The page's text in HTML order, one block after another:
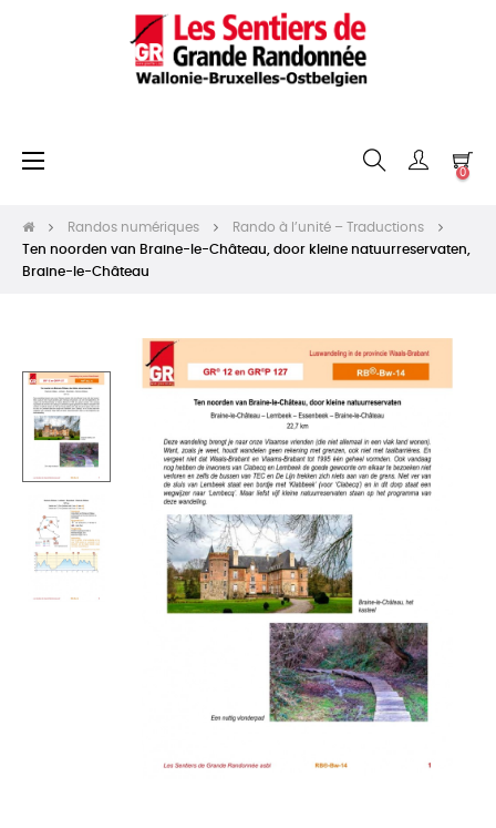
Basculer
☰
0
Randos numériques
Rando à l’unité – Traductions
Ten noorden van Braine-le-Château, door kleine natuurreservaten,
Braine-le-Château